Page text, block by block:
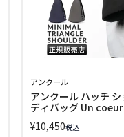
アンクール
アンクール ハッチ
ディバッグ Un
¥10,450税込